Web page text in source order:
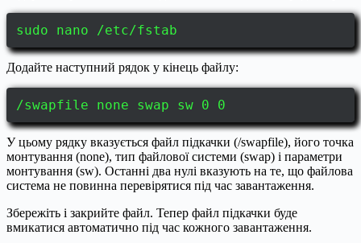
sudo nano /etc/fstab
Додайте наступний рядок у кінець файлу:
/swapfile none swap sw 0 0
У цьому рядку вказується файл підкачки (/swapfile), його точка
монтування (none), тип файлової системи (swap) і параметри
монтування (sw). Останні два нулі вказують на те, що файлова
система не повинна перевірятися під час завантаження.
Збережіть і закрийте файл. Тепер файл підкачки буде
вмикатися автоматично під час кожного завантаження.